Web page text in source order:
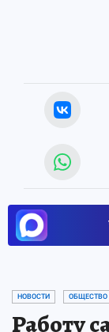
НОВОСТИ ОБЩЕСТВО
Работу